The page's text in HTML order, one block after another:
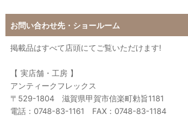
お問い合わせ先・ショールーム
掲載品はすべて店頭にてご覧いただけます!
【 実店舗・工房 】
アンティークフレックス
〒529-1804 滋賀県甲賀市信楽町勅旨1181
電話：0748-83-1161 FAX：0748-83-1184